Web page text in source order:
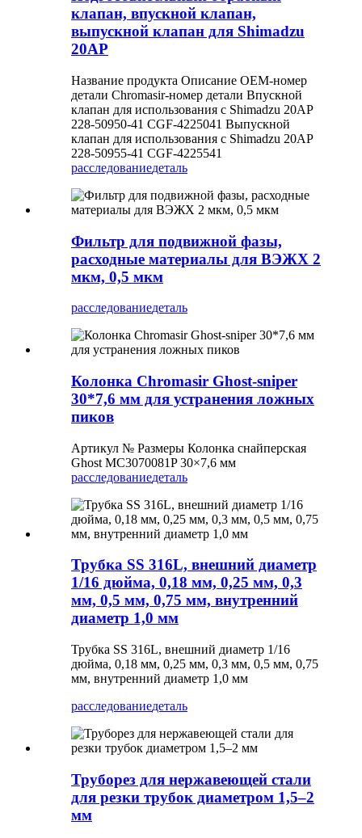
клапан, впускной клапан,
выпускной клапан для Shimadzu
20AP
Название продукта Описание OEM-номер
детали Chromasir-номер детали Впускной
клапан для использования с Shimadzu 20AP
228-50950-41 CGF-4225041 Выпускной
клапан для использования с Shimadzu 20AP
228-50955-41 CGF-4225541
расследованиедеталь
Фильтр для подвижной фазы,
расходные материалы для ВЭЖХ 2
мкм, 0,5 мкм
расследованиедеталь
Колонка Chromasir Ghost-sniper
30*7,6 мм для устранения ложных
пиков
Артикул № Размеры Колонка снайперская
Ghost MC3070081P 30×7,6 мм
расследованиедеталь
Трубка SS 316L, внешний диаметр
1/16 дюйма, 0,18 мм, 0,25 мм, 0,3
мм, 0,5 мм, 0,75 мм, внутренний
диаметр 1,0 мм
Трубка SS 316L, внешний диаметр 1/16
дюйма, 0,18 мм, 0,25 мм, 0,3 мм, 0,5 мм, 0,75
мм, внутренний диаметр 1,0 мм
расследованиедеталь
Труборез для нержавеющей стали
для резки трубок диаметром 1,5–2
мм